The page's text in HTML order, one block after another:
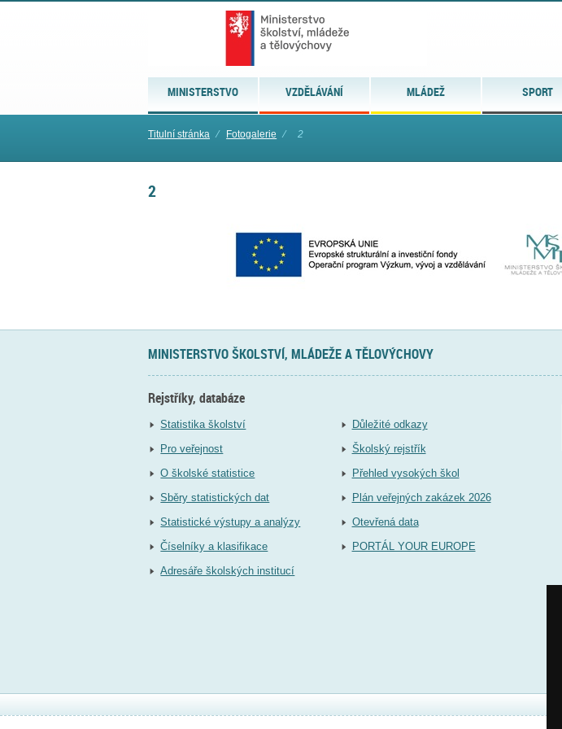
MINISTERSTVO VZDĚLÁVÁNÍ MLÁDEŽ SPORT
Titulní stránka ⁄ Fotogalerie ⁄ 2
2
MINISTERSTVO ŠKOLSTVÍ, MLÁDEŽE A TĚLOVÝCHOVY
Rejstříky, databáze
Statistika školství
Pro veřejnost
O školské statistice
Sběry statistických dat
Statistické výstupy a analýzy
Číselníky a klasifikace
Adresáře školských institucí
Důležité odkazy
Školský rejstřík
Přehled vysokých škol
Plán veřejných zakázek 2026
Otevřená data
PORTÁL YOUR EUROPE